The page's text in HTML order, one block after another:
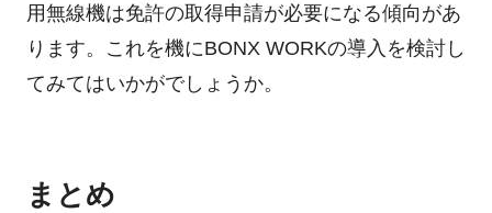
用無線機は免許の取得申請が必要になる傾向があ
ります。これを機にBONX WORKの導入を検討し
てみてはいかがでしょうか。
まとめ